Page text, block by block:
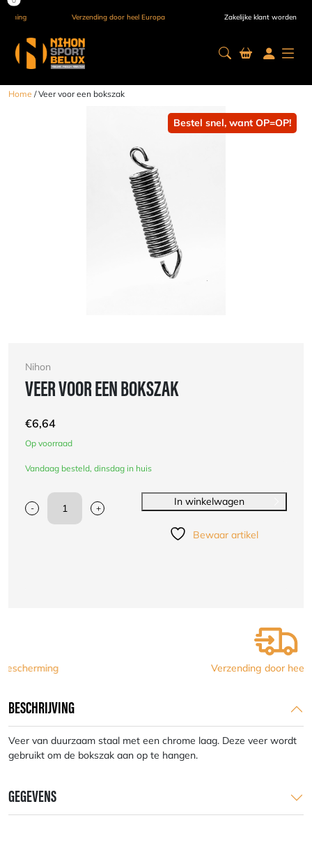
Verzending door heel Europa Zakelijke klant worden
Home / Veer voor een bokszak
Bestel snel, want OP=OP!
Nihon
VEER VOOR EEN BOKSZAK
€6,64
Op voorraad
Vandaag besteld, dinsdag in huis
-
Veer
+
In winkelwagen
Bewaar artikel
Verzending door heel Europa
BESCHRIJVING
Veer van duurzaam staal met een chrome laag. Deze veer wordt
gebruikt om de bokszak aan op te hangen.
GEGEVENS